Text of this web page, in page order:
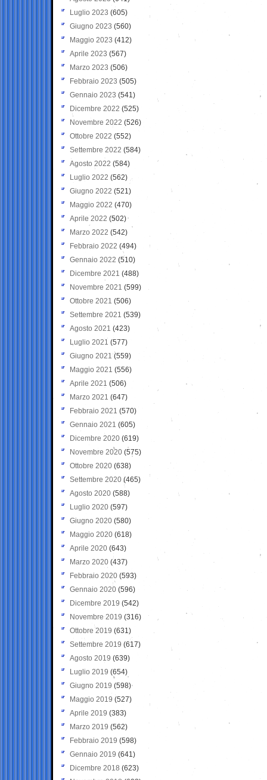
Luglio 2023 (605)
Giugno 2023 (560)
Maggio 2023 (412)
Aprile 2023 (567)
Marzo 2023 (506)
Febbraio 2023 (505)
Gennaio 2023 (541)
Dicembre 2022 (525)
Novembre 2022 (526)
Ottobre 2022 (552)
Settembre 2022 (584)
Agosto 2022 (584)
Luglio 2022 (562)
Giugno 2022 (521)
Maggio 2022 (470)
Aprile 2022 (502)
Marzo 2022 (542)
Febbraio 2022 (494)
Gennaio 2022 (510)
Dicembre 2021 (488)
Novembre 2021 (599)
Ottobre 2021 (506)
Settembre 2021 (539)
Agosto 2021 (423)
Luglio 2021 (577)
Giugno 2021(559)
Maggio 2021 (556)
Aprile 2021 (506)
Marzo 2021 (647)
Febbraio 2021 (570)
Gennaio 2021 (605)
Dicembre 2020 (619)
Novembre 2020 (575)
Ottobre 2020 (638)
Settembre 2020(465)
Agosto 2020 (588)
Luglio 2020 (597)
Giugno 2020 (580)
Maggio 2020 (618)
Aprile 2020 (643)
Marzo 2020 (437)
Febbraio 2020 (593)
Gennaio 2020 (596)
Dicembre 2019 (542)
Novembre 2019 (316)
Ottobre 2019 (631)
Settembre 2019 (617)
Agosto 2019 (639)
Luglio 2019 (654)
Giugno 2019 (598)
Maggio 2019 (527)
Aprile 2019 (383)
Marzo 2019 (562)
Febbraio 2019 (598)
Gennaio 2019 (641)
Dicembre 2018 (623)